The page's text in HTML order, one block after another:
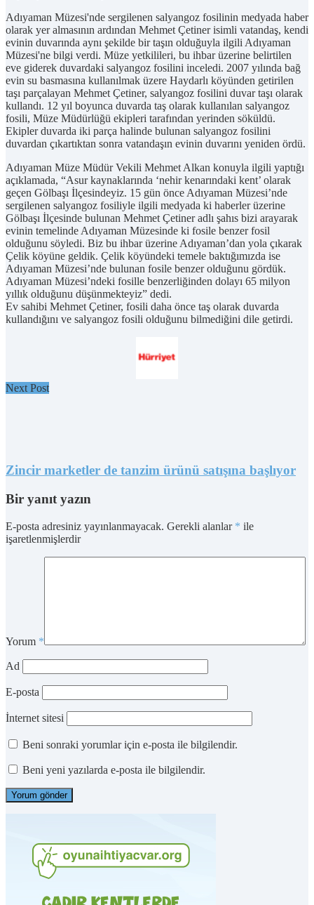
Adıyaman Müzesi'nde sergilenen salyangoz fosilinin medyada haber
olarak yer almasının ardından Mehmet Çetiner isimli vatandaş, kendi
evinin duvarında aynı şekilde bir taşın olduğuyla ilgili Adıyaman
Müzesi'ne bilgi verdi. Müze yetkilileri, bu ihbar üzerine belirtilen
eve giderek duvardaki salyangoz fosilini inceledi. 2007 yılında bağ
evin su basmasına kullanılmak üzere Haydarlı köyünden getirilen
taşı parçalayan Mehmet Çetiner, salyangoz fosilini duvar taşı olarak
kullandı. 12 yıl boyunca duvarda taş olarak kullanılan salyangoz
fosili, Müze Müdürlüğü ekipleri tarafından yerinden söküldü.
Ekipler duvarda iki parça halinde bulunan salyangoz fosilini
duvardan çıkartıktan sonra vatandaşın evinin duvarını yeniden ördü.
Adıyaman Müze Müdür Vekili Mehmet Alkan konuyla ilgili yaptığı
açıklamada, “Asur kaynaklarında ‘nehir kenarındaki kent’ olarak
geçen Gölbaşı İlçesindeyiz. 15 gün önce Adıyaman Müzesi’nde
sergilenen salyangoz fosiliyle ilgili medyada ki haberler üzerine
Gölbaşı İlçesinde bulunan Mehmet Çetiner adlı şahıs bizi arayarak
evinin temelinde Adıyaman Müzesinde ki fosile benzer fosil
olduğunu söyledi. Biz bu ihbar üzerine Adıyaman’dan yola çıkarak
Çelik köyüne geldik. Çelik köyündeki temele baktığımızda ise
Adıyaman Müzesi’nde bulunan fosile benzer olduğunu gördük.
Adıyaman Müzesi’ndeki fosille benzerliğinden dolayı 65 milyon
yıllık olduğunu düşünmekteyiz” dedi.
Ev sahibi Mehmet Çetiner, fosili daha önce taş olarak duvarda
kullandığını ve salyangoz fosili olduğunu bilmediğini dile getirdi.
Next Post
Zincir marketler de tanzim ürünü satışına başlıyor
Bir yanıt yazın
E-posta adresiniz yayınlanmayacak. Gerekli alanlar * ile
işaretlenmişlerdir
Yorum *
Ad
E-posta
İnternet sitesi
Beni sonraki yorumlar için e-posta ile bilgilendir.
Beni yeni yazılarda e-posta ile bilgilendir.